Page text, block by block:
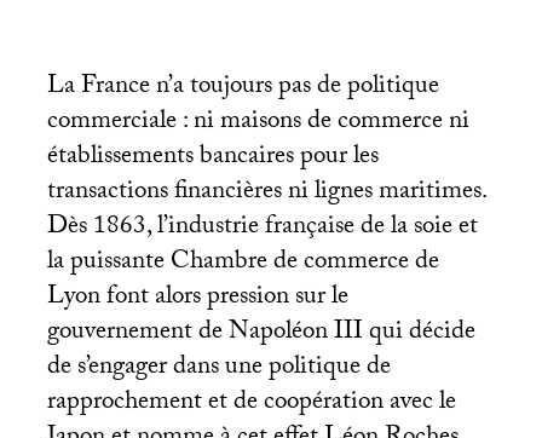
La France n’a toujours pas de politique
commerciale : ni maisons de commerce ni
établissements bancaires pour les
transactions financières ni lignes maritimes.
Dès 1863, l’industrie française de la soie et
la puissante Chambre de commerce de
Lyon font alors pression sur le
gouvernement de NapoléonIIIqui décide
de s’engager dans une politique de
rapprochement et de coopération avec le